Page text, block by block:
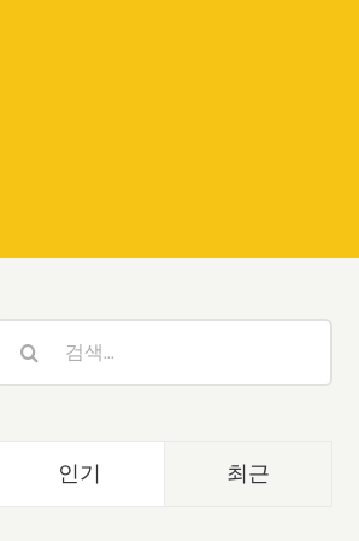
인기 최근